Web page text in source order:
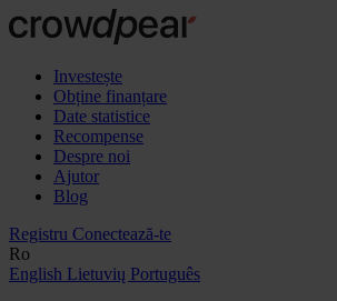
Investește
Obține finanțare
Date statistice
Recompense
Despre noi
Ajutor
Blog
Registru Conectează-te
Ro
English Lietuvių Português